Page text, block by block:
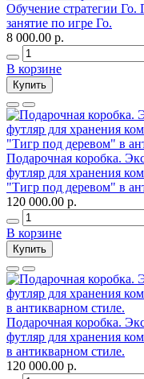
Обучение стратегии
занятие по игре Го.
8 000.00 р.
В корзине
Купить
Подарочная коробка.
футляр для хранения
"Тигр под деревом" в
120 000.00 р.
В корзине
Купить
Подарочная коробка.
футляр для хранения
в антикварном стиле.
120 000.00 р.